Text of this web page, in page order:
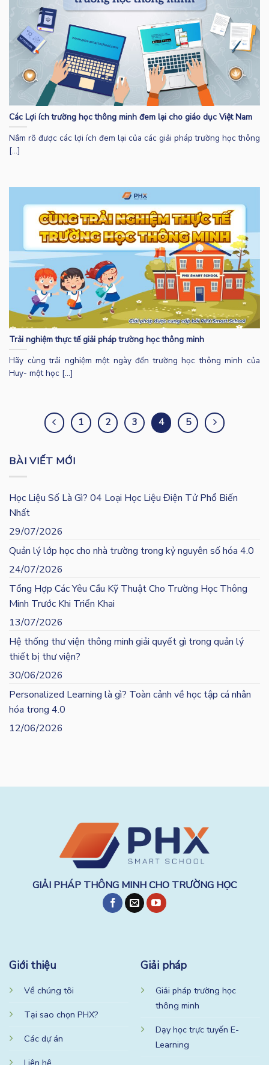
Các Lợi ích trường học thông minh đem lại cho giáo dục Việt Nam
Nắm rõ được các lợi ích đem lại của các giải pháp trường học thông
[...]
Trải nghiệm thực tế giải pháp trường học thông minh
Hãy cùng trải nghiệm một ngày đến trường học thông minh của
Huy- một học [...]
1 2 3 4 5
BÀI VIẾT MỚI
Học Liệu Số Là Gì? 04 Loại Học Liệu Điện Tử Phổ Biến
Nhất
29/07/2026
Quản lý lớp học cho nhà trường trong kỷ nguyên số hóa 4.0
24/07/2026
Tổng Hợp Các Yêu Cầu Kỹ Thuật Cho Trường Học Thông
Minh Trước Khi Triển Khai
13/07/2026
Hệ thống thư viện thông minh giải quyết gì trong quản lý
thiết bị thư viện?
30/06/2026
Personalized Learning là gì? Toàn cảnh về học tập cá nhân
hóa trong 4.0
12/06/2026
GIẢI PHÁP THÔNG MINH CHO TRƯỜNG HỌC
Giới thiệu
Về chúng tôi
Tại sao chọn PHX?
Các dự án
Giải pháp
Giải pháp trường học
thông minh
Dạy học trực tuyến E-
Learning